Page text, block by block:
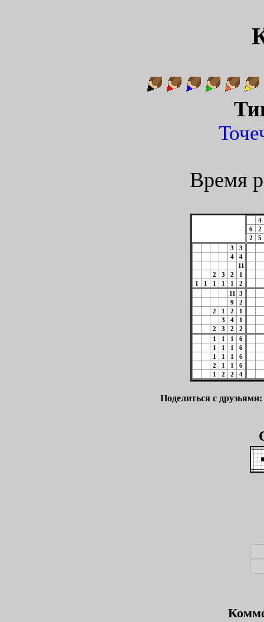
Время
4
6
2
2
5
3
3
4
4
11
2
3 2
1
1
1 1 1 1
2
11
3
9
2
2
1 2
1
3
4
1
2
3 2
2
1
1 1
6
1
1 1
6
1
1 1
6
2
1 1
6
1
2 2 4
Поделиться с друзьями: